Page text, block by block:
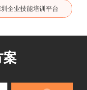
企业技能培训平台
案